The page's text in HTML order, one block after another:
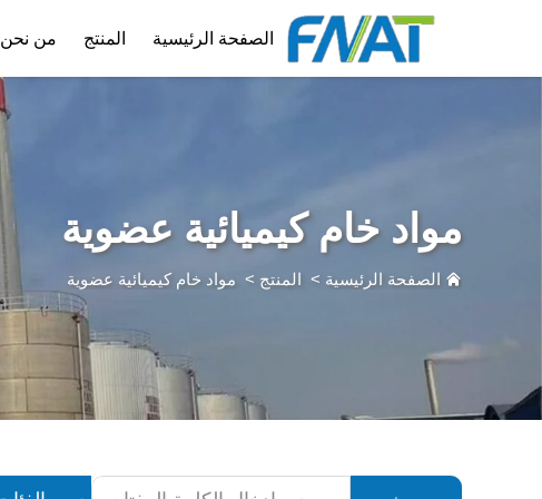
الصفحة الرئيسية المنتج من نحن
مواد خام كيميائية عضوية
الصفحة الرئيسية > المنتج > مواد خام كيميائية عضوية